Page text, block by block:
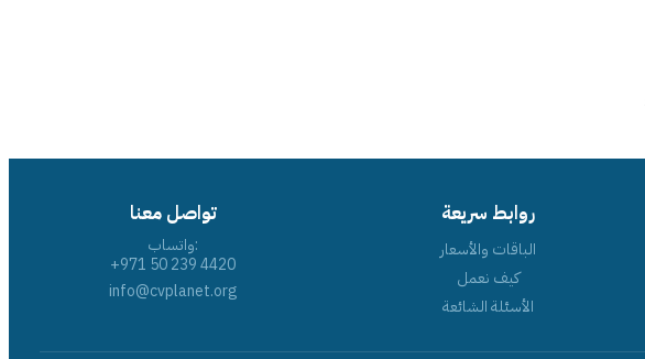
روابط سريعة
الباقات والأسعار
كيف نعمل
الأسئلة الشائعة
تواصل معنا
واتساب:
+971 50 239 4420
info@cvplanet.org